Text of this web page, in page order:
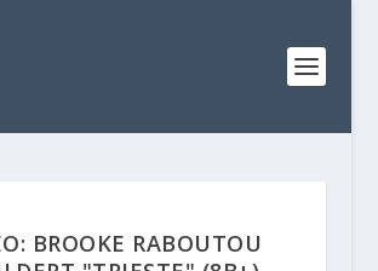
BROOKE RABOUTOU